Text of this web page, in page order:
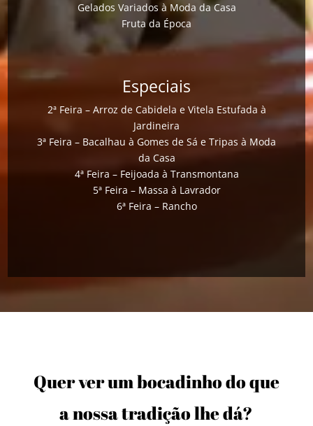
Gelados Variados à Moda da Casa
Fruta da Época
Especiais
2ª Feira – Arroz de Cabidela e Vitela Estufada à
Jardineira
3ª Feira – Bacalhau à Gomes de Sá e Tripas à Moda
da Casa
4ª Feira – Feijoada à Transmontana
5ª Feira – Massa à Lavrador
6ª Feira – Rancho
Quer ver um bocadinho do que
a nossa tradição lhe dá?